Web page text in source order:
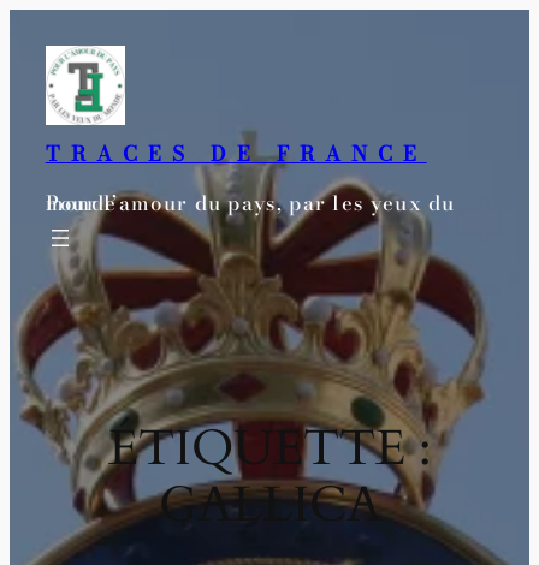
TRACES DE FRANCE
Pour l’amour du pays, par les yeux du monde
ÉTIQUETTE :
GALLICA